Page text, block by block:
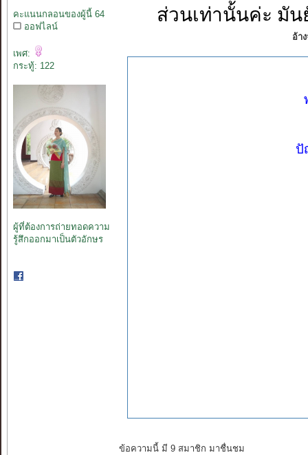
คะแนนกลอนของผู้นี้ 64
ออฟไลน์
เพศ:
กระทู้: 122
ผู้ที่ต้องการถ่ายทอดความ
รู้สึกออกมาเป็นตัวอักษร
ส่วนเท่านั้นค่ะ มั
อ้า
ปั
ข้อความนี้ มี 9 สมาชิก มาชื่นชม